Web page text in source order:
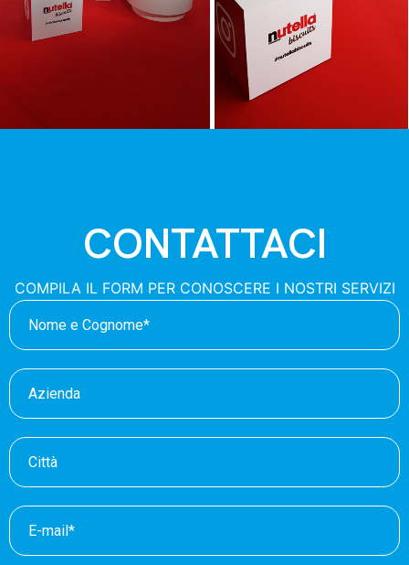
CONTATTACI
COMPILA IL FORM PER CONOSCERE I NOSTRI SERVIZI